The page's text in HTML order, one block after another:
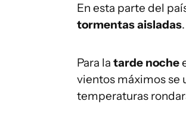
En esta parte del
tormentas aisladas
Para la tarde noche
vientos máximos se
temperaturas